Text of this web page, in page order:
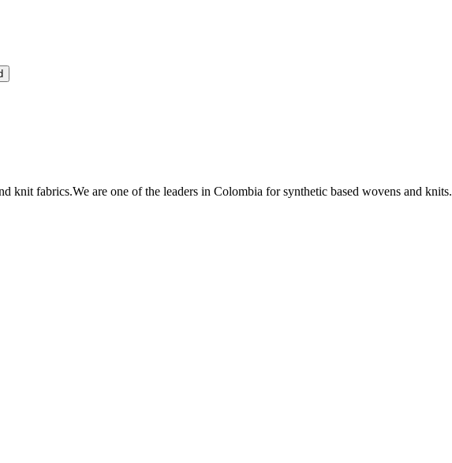
knit fabrics.We are one of the leaders in Colombia for synthetic based wovens and knits.